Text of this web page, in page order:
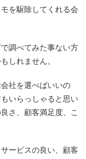
を駆除してくれる会
調べてみた事ない方
しれません。
社を選べばいいの
いらっしゃると思い
さ、顧客満足度、こ
ービスの良い、顧客